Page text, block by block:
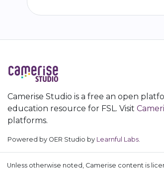
Camerise Studio is a free an open
education resource for FSL. Visit
platforms.
Powered by OER Studio by Learnful Labs.
Unless otherwise noted, Camerise content is